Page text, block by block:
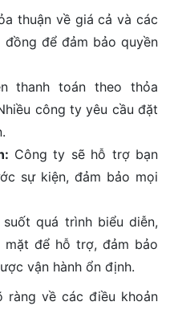
thuận về giá cả và các
để đảm bảo quyền
thanh toán theo thỏa
công ty yêu cầu đặt
Công ty sẽ hỗ trợ bạn
sự kiện, đảm bảo mọi
suốt quá trình biểu diễn,
để hỗ trợ, đảm bảo
vận hành ổn định.
ràng về các điều khoản